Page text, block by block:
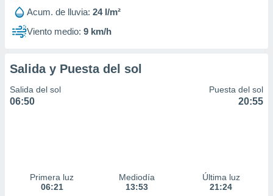
Acum. de lluvia: 24 l/m²
Viento medio: 9 km/h
Salida y Puesta del sol
Salida del sol
06:50
Puesta del sol
20:55
Primera luz
06:21
Mediodía
13:53
Última luz
21:24